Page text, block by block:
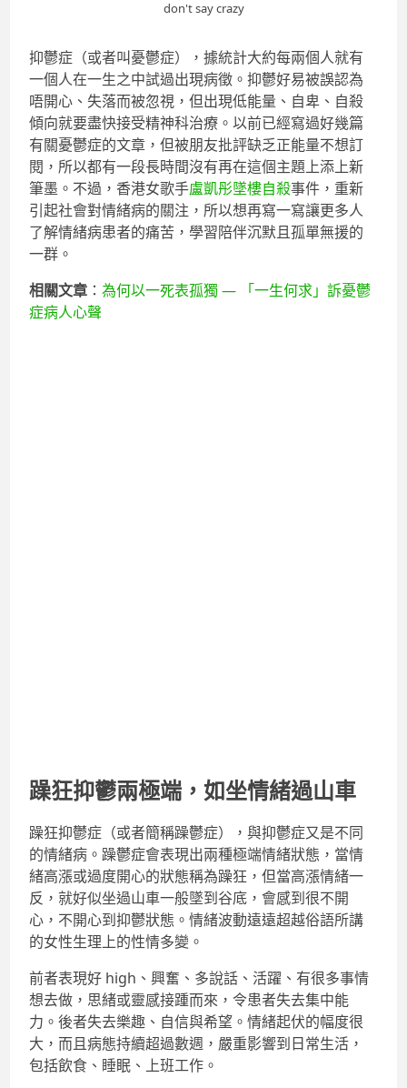
don't say crazy
抑鬱症（或者叫憂鬱症），據統計大約每兩個人就有
一個人在一生之中試過出現病徵。抑鬱好易被誤認為
唔開心、失落而被忽視，但出現低能量、自卑、自殺
傾向就要盡快接受精神科治療。以前已經寫過好幾篇
有關憂鬱症的文章，但被朋友批評缺乏正能量不想訂
閱，所以都有一段長時間沒有再在這個主題上添上新
筆墨。不過，香港女歌手盧凱彤墜樓自殺事件，重新
引起社會對情緒病的關注，所以想再寫一寫讓更多人
了解情緒病患者的痛苦，學習陪伴沉默且孤單無援的
一群。
相關文章 ：為何以一死表孤獨 — 「一生何求」訴憂鬱
症病人心聲
躁狂抑鬱兩極端，如坐情緒過山車
躁狂抑鬱症（或者簡稱躁鬱症），與抑鬱症又是不同
的情緒病。躁鬱症會表現出兩種極端情緒狀態，當情
緒高漲或過度開心的狀態稱為躁狂，但當高漲情緒一
反，就好似坐過山車一般墜到谷底，會感到很不開
心，不開心到抑鬱狀態。情緒波動遠遠超越俗語所講
的女性生理上的性情多變。
前者表現好 high、興奮、多說話、活躍、有很多事情
想去做，思緒或靈感接踵而來，令患者失去集中能
力。後者失去樂趣、自信與希望。情緒起伏的幅度很
大，而且病態持續超過數週，嚴重影響到日常生活，
包括飲食、睡眠、上班工作。